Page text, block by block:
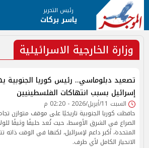
رئيس التحرير
ياسر بركات
وزارة الخارجية الاسرائيلية
تصعيد دبلوماسي.. رئيس كوريا الجنوبية
إسرائيل بسبب انتهاكات الفلسطينيين
السبت 11/أبريل/2026 - 02:20 م
حافظت كوريا الجنوبية تاريخيًا على موقف متوازن
الصراع في الشرق الأوسط، حيث تُعد حليفًا وثيقًا
المتحدة، أكبر داعم لإسرائيل، لكنها في الوقت ذاته
الانحياز الكامل لأي طرف.